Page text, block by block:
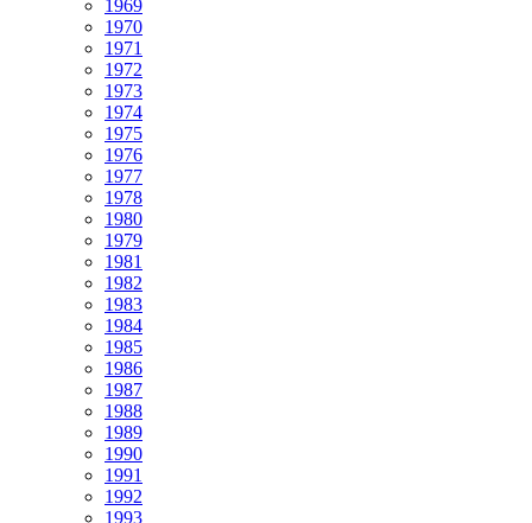
1969
1970
1971
1972
1973
1974
1975
1976
1977
1978
1980
1979
1981
1982
1983
1984
1985
1986
1987
1988
1989
1990
1991
1992
1993